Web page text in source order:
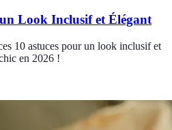
Look Inclusif et Élégant
10 astuces pour un look inclusif et
en 2026 !